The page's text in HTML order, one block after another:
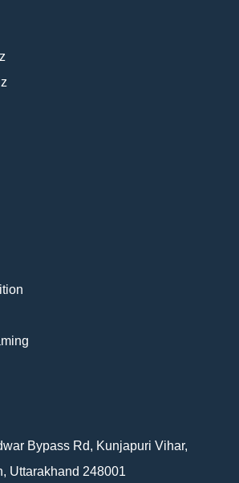
Bypass Rd, Kunjapuri Vihar,
Uttarakhand 248001